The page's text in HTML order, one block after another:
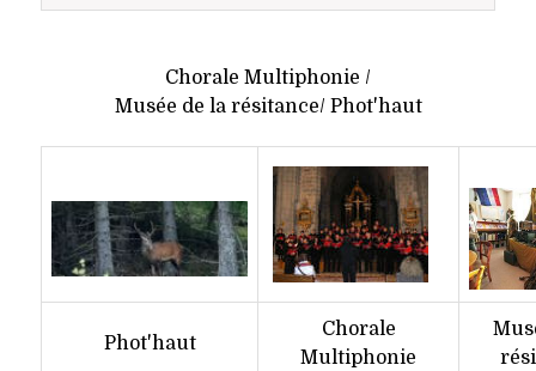
Chorale Multiphonie /
Musée de la résitance/ Phot'haut
Phot'haut
Chorale
Multiphonie